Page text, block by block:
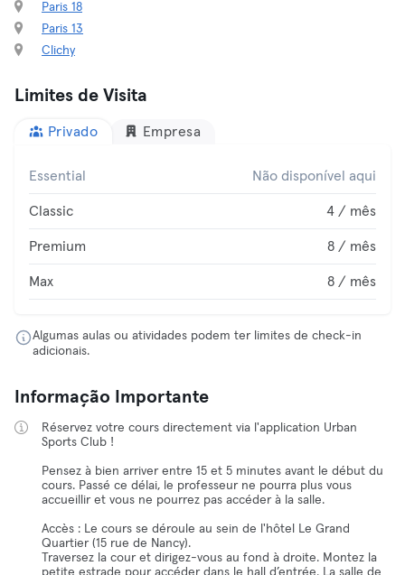
Paris 18
Paris 13
Clichy
Limites de Visita
Privado Empresa
Essential Não disponível aqui
Classic 4 / mês
Premium 8 / mês
Max 8 / mês
Algumas aulas ou atividades podem ter limites de check-in
adicionais.
Informação Importante
Réservez votre cours directement via l'application Urban
Sports Club !
Pensez à bien arriver entre 15 et 5 minutes avant le début du
cours. Passé ce délai, le professeur ne pourra plus vous
accueillir et vous ne pourrez pas accéder à la salle.
Accès : Le cours se déroule au sein de l'hôtel Le Grand
Quartier (15 rue de Nancy).
Traversez la cour et dirigez-vous au fond à droite. Montez la
petite estrade pour accéder dans le hall d’entrée. La salle de